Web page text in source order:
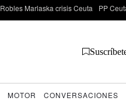
Robles Marlaska crisis Ceuta PP
MOTOR CONVERSACIONES